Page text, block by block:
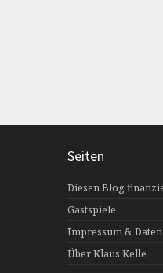
Seiten
Diesen Blog
Gastspiele
Impressum &
Über Klaus Kelle